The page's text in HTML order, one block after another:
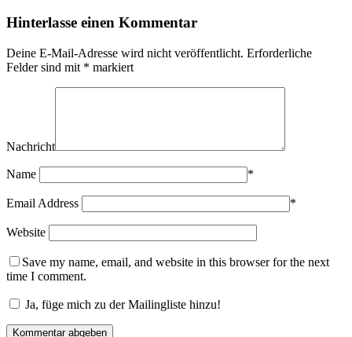
Hinterlasse einen Kommentar
Deine E-Mail-Adresse wird nicht veröffentlicht. Erforderliche
Felder sind mit * markiert
Nachricht
Name *
Email Address *
Website
Save my name, email, and website in this browser for the next
time I comment.
Ja, füge mich zu der Mailingliste hinzu!